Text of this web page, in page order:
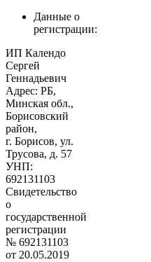
Данные о
регистрации:
ИП Календо
Сергей
Геннадьевич
Адрес: РБ,
Минская обл.,
Борисовский
район,
г. Борисов, ул.
Трусова, д. 57
УНП:
692131103
Свидетельство
о
государственной
регистрации
№ 692131103
от 20.05.2019